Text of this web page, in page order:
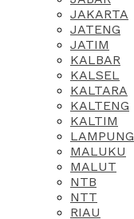
JAKARTA
JATENG
JATIM
KALBAR
KALSEL
KALTARA
KALTENG
KALTIM
LAMPUNG
MALUKU
MALUT
NTB
NTT
RIAU